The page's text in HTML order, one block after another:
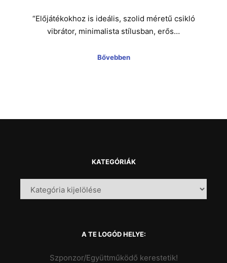
“Előjátékokhoz is ideális, szolid méretű csikló
vibrátor, minimalista stílusban, erős…
Bővebben
KATEGÓRIÁK
A TE LOGÓD HELYE:
Szponzor/Együttműködő kerestetik!